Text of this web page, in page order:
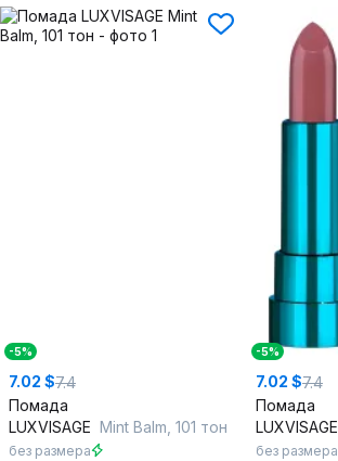
-5%
7.02 $7.4
Помада
LUXVISAGE Mint Balm, 101 тон
без размера
-5%
7.02 $7.4
Помада
LUXVISAGE
без размера